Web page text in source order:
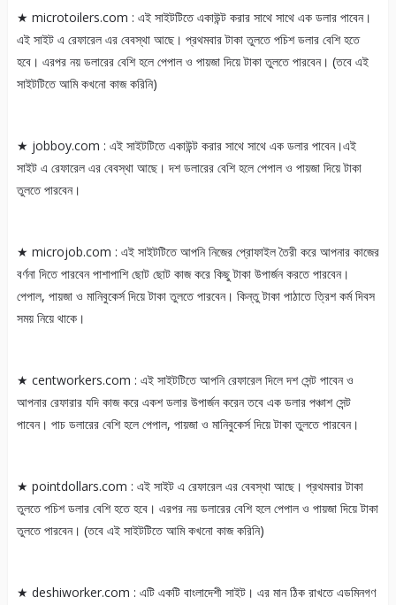
★ microtoilers.com : এই সাইটটিতে একাউন্ট করার সাথে সাথে এক ডলার পাবেন।
এই সাইট এ রেফারেল এর বেবস্থা আছে। প্রথমবার টাকা তুলতে পচিশ ডলার বেশি হতে
হবে। এরপর নয় ডলারের বেশি হলে পেপাল ও পায়জা দিয়ে টাকা তুলতে পারবেন। (তবে এই
সাইটটিতে আমি কখনো কাজ করিনি)
★ jobboy.com : এই সাইটটিতে একাউন্ট করার সাথে সাথে এক ডলার পাবেন।এই
সাইট এ রেফারেল এর বেবস্থা আছে। দশ ডলারের বেশি হলে পেপাল ও পায়জা দিয়ে টাকা
তুলতে পারবেন।
★ microjob.com : এই সাইটটিতে আপনি নিজের প্রোফাইল তৈরী করে আপনার কাজের
বর্ণনা দিতে পারবেন পাশাপাশি ছোট ছোট কাজ করে কিছু টাকা উপার্জন করতে পারবেন।
পেপাল, পায়জা ও মানিবুকের্স দিয়ে টাকা তুলতে পারবেন। কিন্তু টাকা পাঠাতে ত্রিশ কর্ম দিবস
সময় নিয়ে থাকে।
★ centworkers.com : এই সাইটটিতে আপনি রেফারেল দিলে দশ সেন্ট পাবেন ও
আপনার রেফারার যদি কাজ করে একশ ডলার উপার্জন করেন তবে এক ডলার পঞ্চাশ সেন্ট
পাবেন। পাচ ডলারের বেশি হলে পেপাল, পায়জা ও মানিবুকের্স দিয়ে টাকা তুলতে পারবেন।
★ pointdollars.com : এই সাইট এ রেফারেল এর বেবস্থা আছে। প্রথমবার টাকা
তুলতে পচিশ ডলার বেশি হতে হবে। এরপর নয় ডলারের বেশি হলে পেপাল ও পায়জা দিয়ে টাকা
তুলতে পারবেন। (তবে এই সাইটটিতে আমি কখনো কাজ করিনি)
★ deshiworker.com : এটি একটি বাংলাদেশী সাইট। এর মান ঠিক রাখতে এডমিনগণ